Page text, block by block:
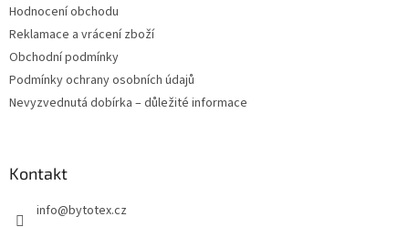
Hodnocení obchodu
Reklamace a vrácení zboží
Obchodní podmínky
Podmínky ochrany osobních údajů
Nevyzvednutá dobírka – důležité informace
Kontakt
info@bytotex.cz